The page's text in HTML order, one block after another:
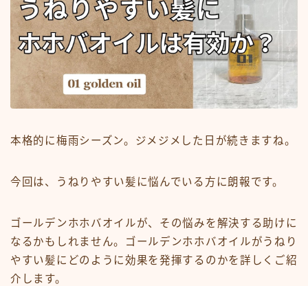
スタイルから探す
ショート
ボブ
ミディアム
白髪・エイジングケア
ボリューム
抜け毛 薄毛
本格的に梅雨シーズン。ジメジメした日が続きますね。
今回は、うねりやすい髪に悩んでいる方に朗報です。
ゴールデンホホバオイルが、その悩みを解決する助けに
なるかもしれません。ゴールデンホホバオイルがうねり
やすい髪にどのように効果を発揮するのかを詳しくご紹
介します。